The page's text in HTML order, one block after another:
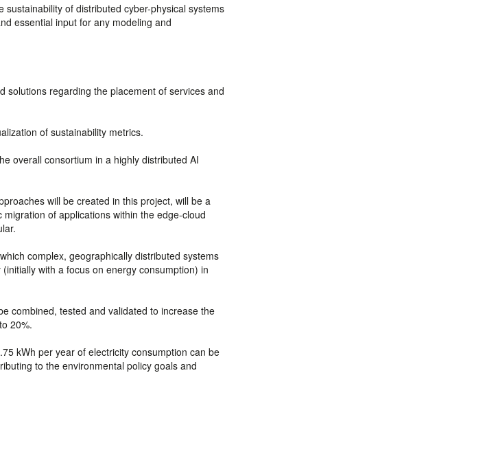
of distributed cyber-physical systems
essential input for any modeling and
solutions regarding the placement of services and
of sustainability metrics.
overall consortium in a highly distributed AI
will be created in this project, will be a
of applications within the edge-cloud
complex, geographically distributed systems
with a focus on energy consumption) in
combined, tested and validated to increase the
20%.
kWh per year of electricity consumption can be
to the environmental policy goals and